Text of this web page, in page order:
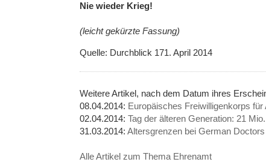
Nie wieder Krieg!
(leicht gekürzte Fassung)
Quelle: Durchblick 171. April 2014
Weitere Artikel, nach dem Datum ihres
08.04.2014: Europäisches Freiwilligenkorps für
02.04.2014: Tag der älteren Generation: 21
31.03.2014: Altersgrenzen bei German Doctors
Alle Artikel zum Thema Ehrenamt